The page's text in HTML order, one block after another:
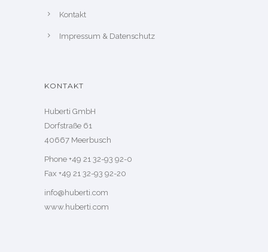
Kontakt
Impressum & Datenschutz
KONTAKT
Huberti GmbH
Dorfstraße 61
40667 Meerbusch
Phone +49 21 32-93 92-0
Fax +49 21 32-93 92-20
info@huberti.com
www.huberti.com